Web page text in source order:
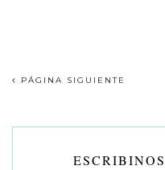
PÁGINA SIGUIENTE